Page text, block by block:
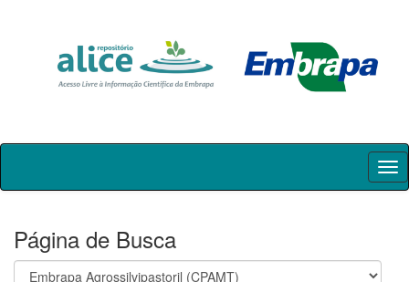
Skip
Página de Busca